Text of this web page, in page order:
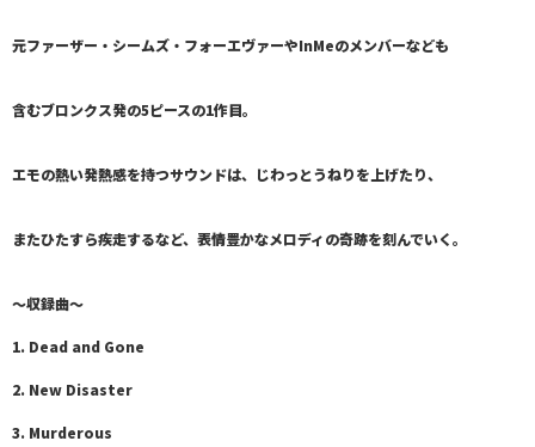
元ファーザー・シームズ・フォーエヴァーやInMeのメンバーなども
含むブロンクス発の5ピースの1作目。
エモの熱い発熱感を持つサウンドは、じわっとうねりを上げたり、
またひたすら疾走するなど、表情豊かなメロディの奇跡を刻んでいく。
～収録曲～
1. Dead and Gone
2. New Disaster
3. Murderous